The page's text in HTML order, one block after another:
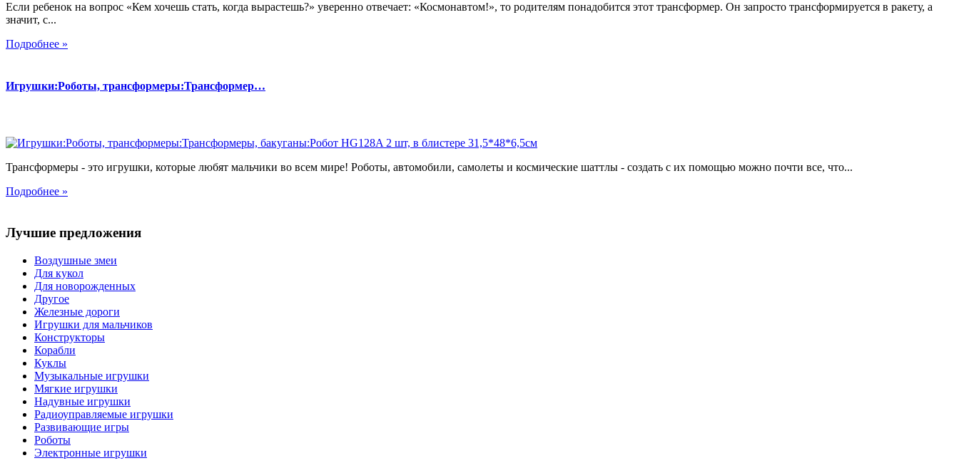
Если ребенок на вопрос «Кем хочешь стать, когда вырастешь?» уверенно отвечает: «Космонавтом!», то родителям понадобится этот трансформер. Он запросто трансформируется в ракету, а
значит, с...
Подробнее »
Игрушки:Роботы, трансформеры:Трансформер…
Трансформеры - это игрушки, которые любят мальчики во всем мире! Роботы, автомобили, самолеты и космические шаттлы - создать с их помощью можно почти все, что...
Подробнее »
Лучшие предложения
Воздушные змеи
Для кукол
Для новорожденных
Другое
Железные дороги
Игрушки для мальчиков
Конструкторы
Корабли
Куклы
Музыкальные игрушки
Мягкие игрушки
Надувные игрушки
Радиоуправляемые игрушки
Развивающие игры
Роботы
Электронные игрушки